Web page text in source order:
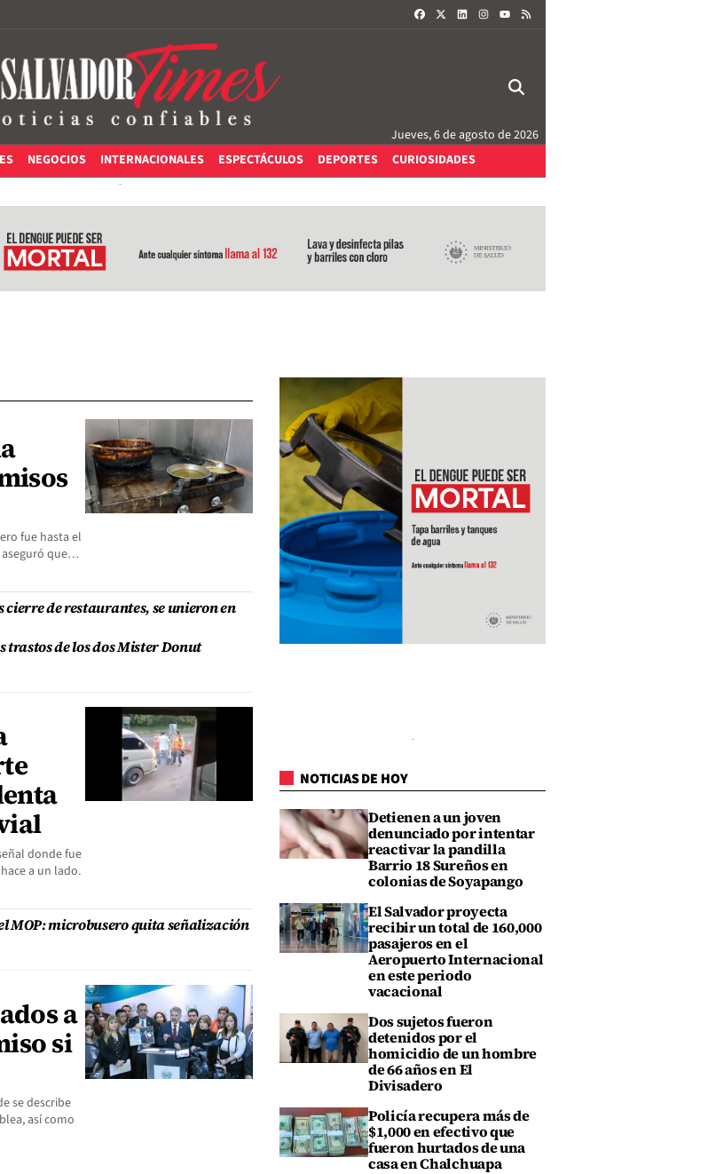
FACEBOOKLINKEDININSTAGRAM
Jueves, 6 de agosto de 2026
NEGOCIOS INTERNACIONALES ESPECTÁCULOS DEPORTES CURIOSIDADES
fue hasta el
aseguró que…
de restaurantes, se unieron en
trastos de los dos Mister Donut
donde fue
a un lado.
MOP: microbusero quita señalización
a
si
se describe
así como
NOTICIAS DE HOY
Detienen a un joven
denunciado por intentar
reactivar la pandilla
Barrio 18 Sureños en
colonias de Soyapango
El Salvador proyecta
recibir un total de 160,000
pasajeros en el
Aeropuerto Internacional
en este periodo
vacacional
Dos sujetos fueron
detenidos por el
homicidio de un hombre
de 66 años en El
Divisadero
Policía recupera más de
$1,000 en efectivo que
fueron hurtados de una
casa en Chalchuapa